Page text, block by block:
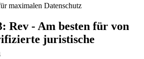
maximalen Datenschutz
Rev - Am besten für von
juristische